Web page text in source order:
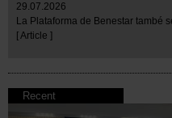
29.07.2026
La Plataforma de Benestar també
[ Article ]
Recent